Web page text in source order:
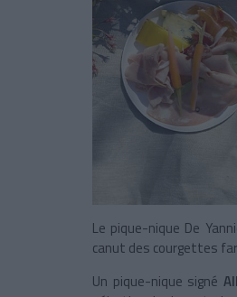
Le pique-nique De
canut des courgettes
Un pique-nique signé